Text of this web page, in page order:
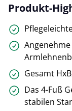
Produkt-
Gesamt
Das 4-Fuß
stabilen